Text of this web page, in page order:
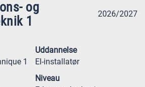
og
1
2026/2027
1
Uddannelse
El-installatør
Niveau